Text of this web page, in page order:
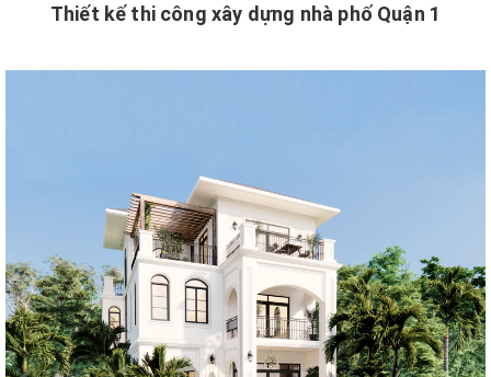
Thiết kế thi công xây dựng nhà phố Quận 1